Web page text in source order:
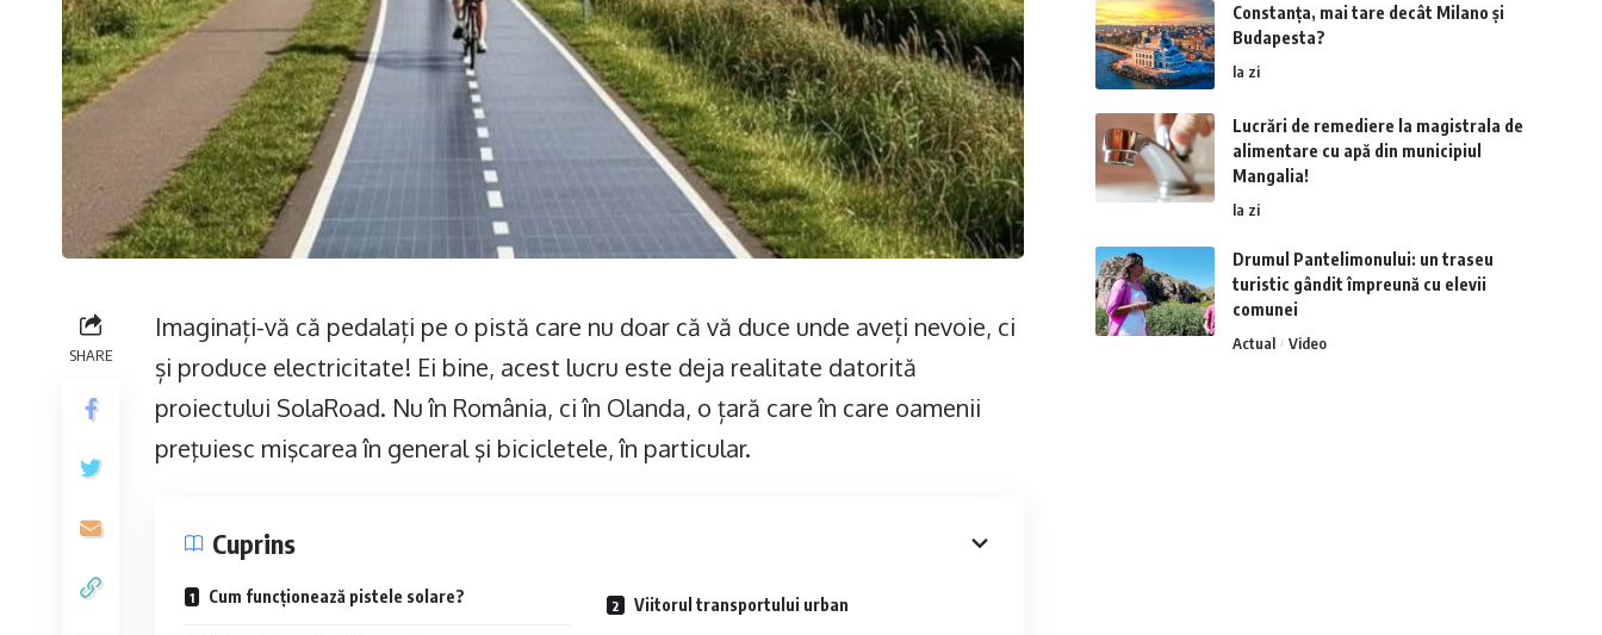
SHARE
Imaginați-vă că pedalați pe o pistă care nu doar că vă duce unde aveți nevoie, ci
și produce electricitate! Ei bine, acest lucru este deja realitate datorită
proiectului SolaRoad. Nu în România, ci în Olanda, o țară care în care oamenii
preţuiesc mişcarea în general şi bicicletele, în particular.
Cuprins
Cum funcționează pistele solare? Viitorul transportului urban
Constanța, mai tare decât Milano și
Budapesta?
la zi
Lucrări de remediere la magistrala de
alimentare cu apă din municipiul
Mangalia!
la zi
Drumul Pantelimonului: un traseu
turistic gândit împreună cu elevii
comunei
Actual Video